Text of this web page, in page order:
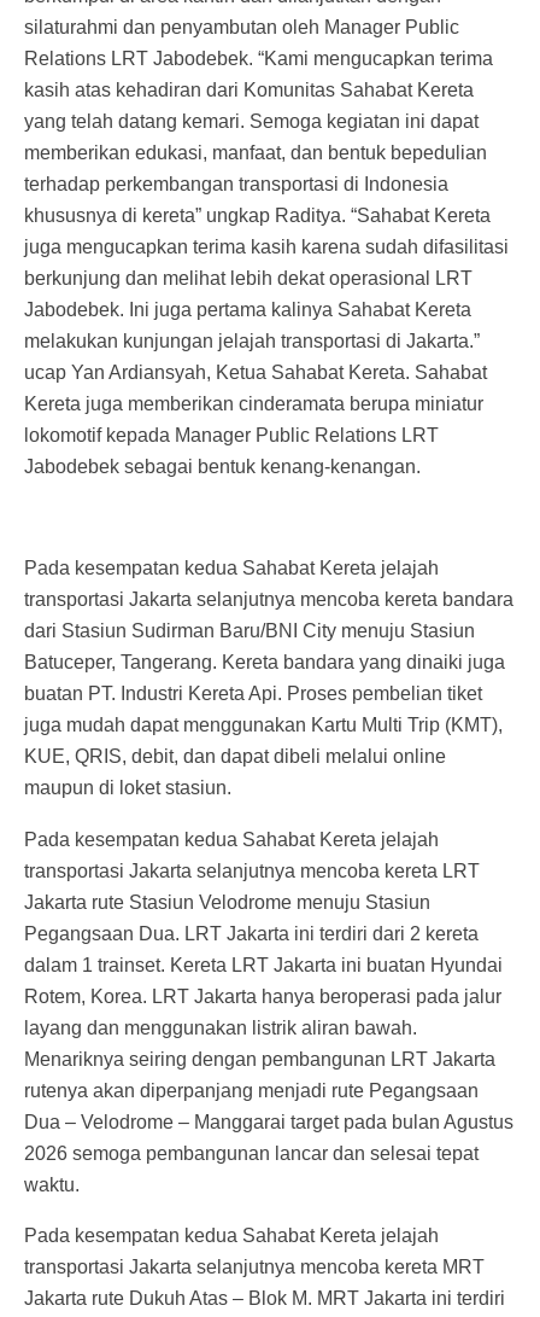
silaturahmi dan penyambutan oleh Manager Public
Relations LRT Jabodebek. “Kami mengucapkan terima
kasih atas kehadiran dari Komunitas Sahabat Kereta
yang telah datang kemari. Semoga kegiatan ini dapat
memberikan edukasi, manfaat, dan bentuk bepedulian
terhadap perkembangan transportasi di Indonesia
khususnya di kereta” ungkap Raditya. “Sahabat Kereta
juga mengucapkan terima kasih karena sudah difasilitasi
berkunjung dan melihat lebih dekat operasional LRT
Jabodebek. Ini juga pertama kalinya Sahabat Kereta
melakukan kunjungan jelajah transportasi di Jakarta.”
ucap Yan Ardiansyah, Ketua Sahabat Kereta. Sahabat
Kereta juga memberikan cinderamata berupa miniatur
lokomotif kepada Manager Public Relations LRT
Jabodebek sebagai bentuk kenang-kenangan.
Pada kesempatan kedua Sahabat Kereta jelajah
transportasi Jakarta selanjutnya mencoba kereta bandara
dari Stasiun Sudirman Baru/BNI City menuju Stasiun
Batuceper, Tangerang. Kereta bandara yang dinaiki juga
buatan PT. Industri Kereta Api. Proses pembelian tiket
juga mudah dapat menggunakan Kartu Multi Trip (KMT),
KUE, QRIS, debit, dan dapat dibeli melalui online
maupun di loket stasiun.
Pada kesempatan kedua Sahabat Kereta jelajah
transportasi Jakarta selanjutnya mencoba kereta LRT
Jakarta rute Stasiun Velodrome menuju Stasiun
Pegangsaan Dua. LRT Jakarta ini terdiri dari 2 kereta
dalam 1 trainset. Kereta LRT Jakarta ini buatan Hyundai
Rotem, Korea. LRT Jakarta hanya beroperasi pada jalur
layang dan menggunakan listrik aliran bawah.
Menariknya seiring dengan pembangunan LRT Jakarta
rutenya akan diperpanjang menjadi rute Pegangsaan
Dua – Velodrome – Manggarai target pada bulan Agustus
2026 semoga pembangunan lancar dan selesai tepat
waktu.
Pada kesempatan kedua Sahabat Kereta jelajah
transportasi Jakarta selanjutnya mencoba kereta MRT
Jakarta rute Dukuh Atas – Blok M. MRT Jakarta ini terdiri